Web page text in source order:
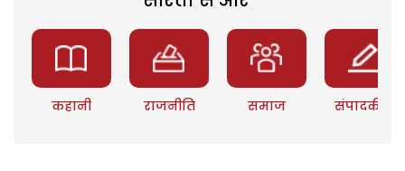
कहानी राजनीति समाज संपादकीय